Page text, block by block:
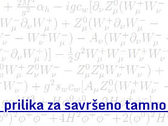
za savršeno